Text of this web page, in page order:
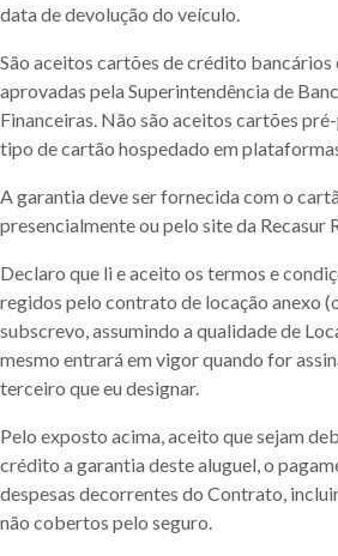
data de devolução do veículo.
São aceitos cartões de crédito bancários
aprovadas pela Superintendência de
Financeiras. Não são aceitos cartões
tipo de cartão hospedado em
A garantia deve ser fornecida com o
presencialmente ou pelo site da Recasur
Declaro que li e aceito os termos e
regidos pelo contrato de locação anexo
subscrevo, assumindo a qualidade de
mesmo entrará em vigor quando for
terceiro que eu designar.
Pelo exposto acima, aceito que sejam
crédito a garantia deste aluguel, o
despesas decorrentes do Contrato,
não cobertos pelo seguro.